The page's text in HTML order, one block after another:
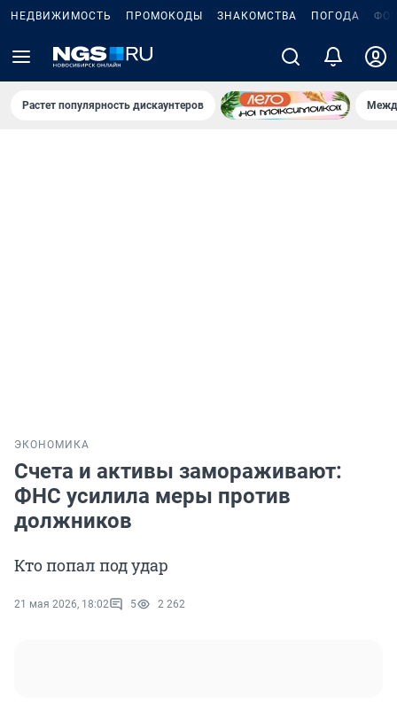
НЕДВИЖИМОСТЬ ПРОМОКОДЫ ЗНАКОМСТВА ПОГОДА
Растет популярность дискаунтеров
ЭКОНОМИКА
Счета и активы замораживают:
ФНС усилила меры против
должников
Кто попал под удар
21 мая 2026, 18:02 5 2 262